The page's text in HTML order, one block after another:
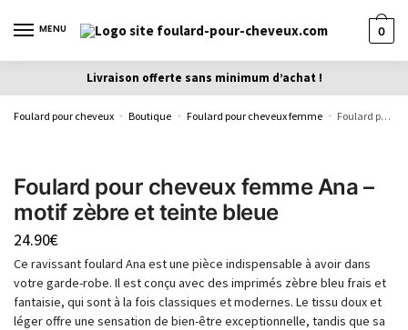
MENU 0
Livraison offerte sans minimum d’achat !
Foulard pour cheveux » Boutique » Foulard pour cheveux femme » Foulard pour cheveux femme Ana – motif zèbre et teinte bleue
Foulard pour cheveux femme Ana –
motif zèbre et teinte bleue
24.90€
Ce ravissant foulard Ana est une pièce indispensable à avoir dans
votre garde-robe. Il est conçu avec des imprimés zèbre bleu frais et
fantaisie, qui sont à la fois classiques et modernes. Le tissu doux et
léger offre une sensation de bien-être exceptionnelle, tandis que sa